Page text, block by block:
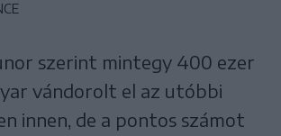
szerint mintegy 400 ezer
vándorolt el az utóbbi
innen, de a pontos számot